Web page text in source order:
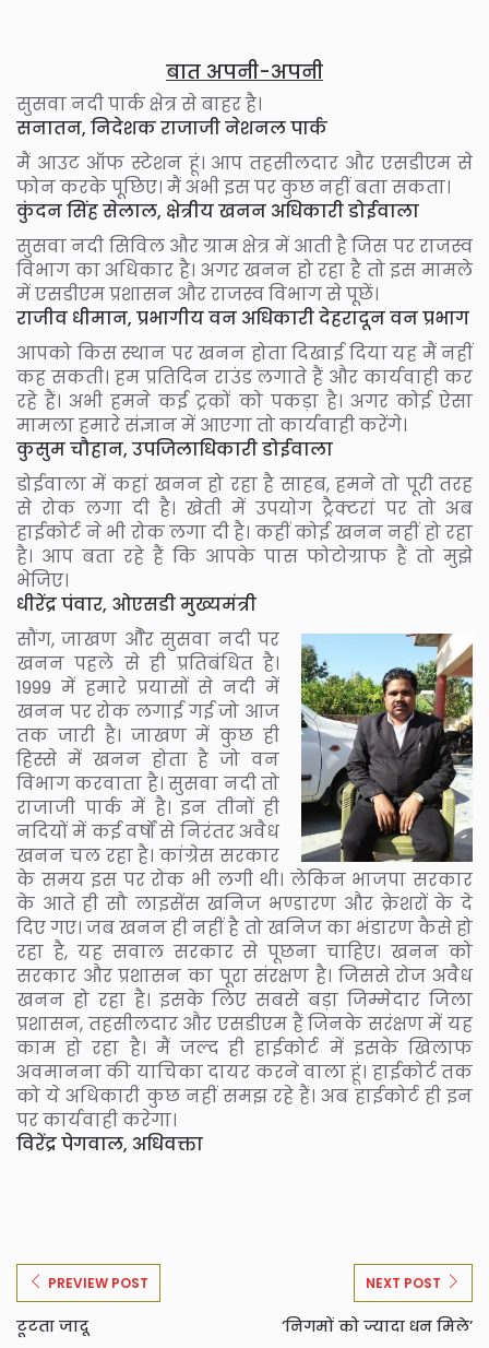
बात अपनी-अपनी
सुसवा नदी पार्क क्षेत्र से बाहर है।
सनातन, निदेशक राजाजी नेशनल पार्क
मैं आउट ऑफ स्टेशन हूं। आप तहसीलदार और एसडीएम से
फोन करके पूछिए। मैं अभी इस पर कुछ नहीं बता सकता।
कुंदन सिंह सेलाल, क्षेत्रीय खनन अधिकारी डोईवाला
सुसवा नदी सिविल और ग्राम क्षेत्र में आती है जिस पर राजस्व
विभाग का अधिकार है। अगर खनन हो रहा है तो इस मामले
में एसडीएम प्रशासन और राजस्व विभाग से पूछें।
राजीव धीमान, प्रभागीय वन अधिकारी देहरादून वन प्रभाग
आपको किस स्थान पर खनन होता दिखाई दिया यह मैं नहीं
कह सकती। हम प्रतिदिन राउंड लगाते हैं और कार्यवाही कर
रहे हैं। अभी हमने कई ट्रकों को पकड़ा है। अगर कोई ऐसा
मामला हमारे संज्ञान में आएगा तो कार्यवाही करेंगे।
कुसुम चौहान, उपजिलाधिकारी डोईवाला
डोईवाला में कहां खनन हो रहा है साहब, हमने तो पूरी तरह
से रोक लगा दी है। खेती में उपयोग ट्रैक्टरां पर तो अब
हाईकोर्ट ने भी रोक लगा दी है। कहीं कोई खनन नहीं हो रहा
है। आप बता रहे हैं कि आपके पास फोटोग्राफ हैं तो मुझे
भेजिए।
धीरेंद्र पंवार, ओएसडी मुख्यमंत्री
सौंग, जाखण औेर सुसवा नदी पर
खनन पहले से ही प्रतिबंधित है।
1999 में हमारे प्रयासों से नदी में
खनन पर रोक लगाई गई जो आज
तक जारी है। जाखण में कुछ ही
हिस्से में खनन होता है जो वन
विभाग करवाता है। सुसवा नदी तो
राजाजी पार्क में है। इन तीनों ही
नदियों में कई वर्षों से निरंतर अवैध
खनन चल रहा है। कांग्रेस सरकार
के समय इस पर रोक भी लगी थी। लेकिन भाजपा सरकार
के आते ही सौ लाइसेंस खनिज भण्डारण और क्रेशरों के दे
दिए गए। जब खनन ही नहीं है तो खनिज का भंडारण कैसे हो
रहा है, यह सवाल सरकार से पूछना चाहिए। खनन को
सरकार और प्रशासन का पूरा संरक्षण है। जिससे रोज अवैध
खनन हो रहा है। इसके लिए सबसे बड़ा जिम्मेदार जिला
प्रशासन, तहसीलदार और एसडीएम हैं जिनके सरंक्षण में यह
काम हो रहा है। मैं जल्द ही हाईकोर्ट में इसके खिलाफ
अवमानना की याचिका दायर करने वाला हूं। हाईकोर्ट तक
को ये अधिकारी कुछ नहीं समझ रहे हैं। अब हाईकोर्ट ही इन
पर कार्यवाही करेगा।
विरेंद्र पेगवाल, अधिवक्ता
PREVIEW POST
टूटता जादू
NEXT POST
‘निगमों को ज्यादा धन मिले’